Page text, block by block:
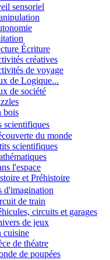
sensoriel
Écriture
créatives
de voyage
de Logique...
de société
bois
scientifiques
du monde
scientifiques
l'espace
et Préhistoire
d'imagination
de train
circuits et garages
de jeux
cuisine
de théatre
de poupées